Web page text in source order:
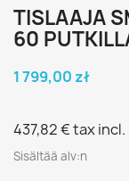
TISLAAJA
60
1 799,00 zł
437,82 €tax incl.
Sisältää alv:n